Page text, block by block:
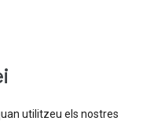
utilitzeu els nostres